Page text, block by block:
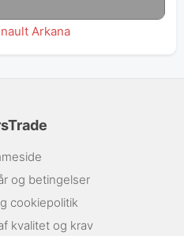
Arkana
og betingelser
cookiepolitik
kvalitet og krav